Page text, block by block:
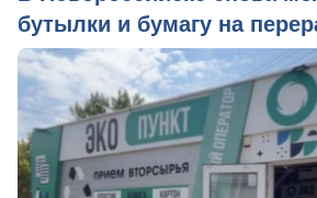
бутылки и бумагу на